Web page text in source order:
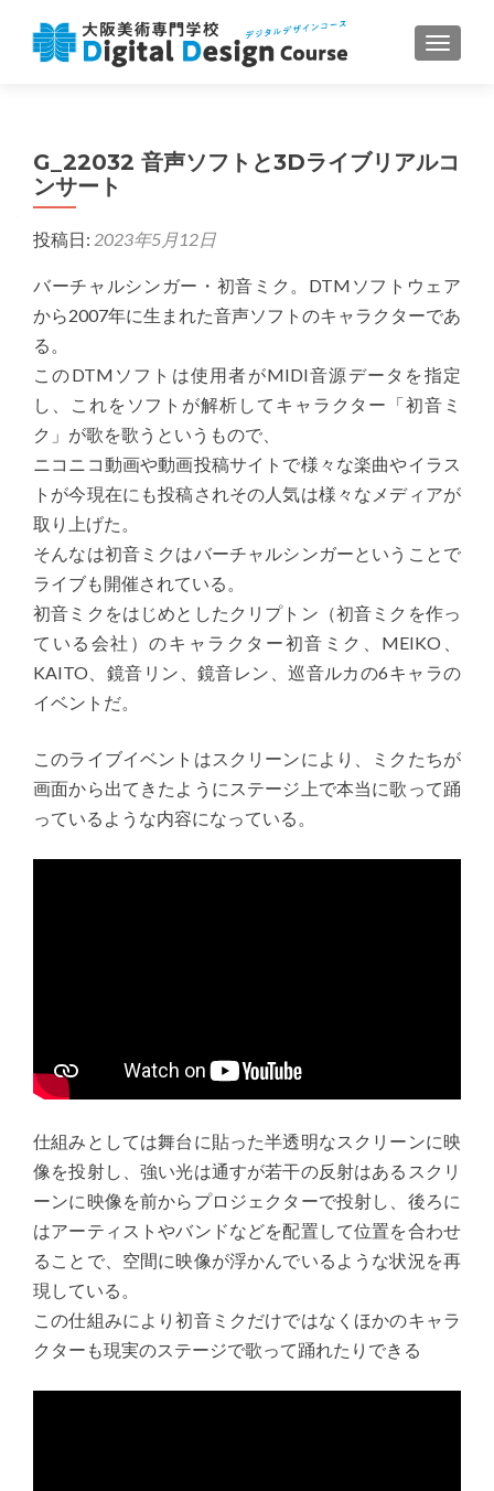
ナビゲ
G_22032 音声ソフトと3Dライブリアルコ
ンサート
投稿日: 2023年5月12日
バーチャルシンガー・初音ミク。DTMソフトウェア
から2007年に生まれた音声ソフトのキャラクターであ
る。
このDTMソフトは使用者がMIDI音源データを指定
し、これをソフトが解析してキャラクター「初音ミ
ク」が歌を歌うというもので、
ニコニコ動画や動画投稿サイトで様々な楽曲やイラス
トが今現在にも投稿されその人気は様々なメディアが
取り上げた。
そんなは初音ミクはバーチャルシンガーということで
ライブも開催されている。
初音ミクをはじめとしたクリプトン（初音ミクを作っ
ている会社）のキャラクター初音ミク、MEIKO、
KAITO、鏡音リン、鏡音レン、巡音ルカの6キャラの
イベントだ。
このライブイベントはスクリーンにより、ミクたちが
画面から出てきたようにステージ上で本当に歌って踊
っているような内容になっている。
仕組みとしては舞台に貼った半透明なスクリーンに映
像を投射し、強い光は通すが若干の反射はあるスクリ
ーンに映像を前からプロジェクターで投射し、後ろに
はアーティストやバンドなどを配置して位置を合わせ
ることで、空間に映像が浮かんでいるような状況を再
現している。
この仕組みにより初音ミクだけではなくほかのキャラ
クターも現実のステージで歌って踊れたりできる